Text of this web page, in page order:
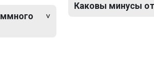
Каковы минусы